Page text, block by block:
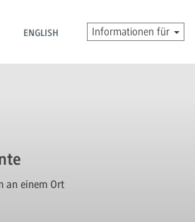
ENGLISH Informationen für
an einem Ort